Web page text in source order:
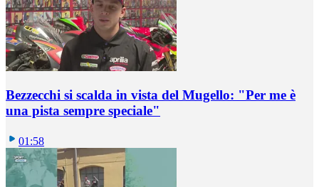
Bezzecchi si scalda in vista del Mugello: "Per me è
una pista sempre speciale"
01:58